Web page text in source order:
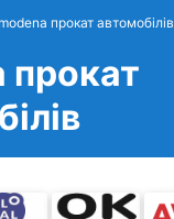
modena прокат автомобілів
прокат